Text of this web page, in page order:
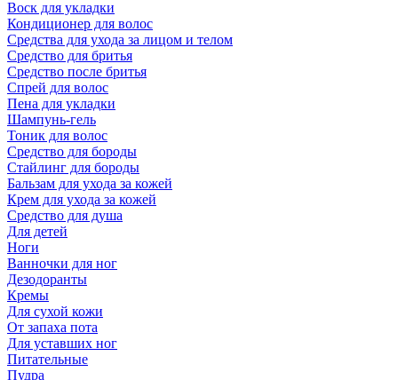
Воск для укладки
Кондиционер для волос
Средства для ухода за лицом и телом
Средство для бритья
Средство после бритья
Спрей для волос
Пена для укладки
Шампунь-гель
Тоник для волос
Средство для бороды
Стайлинг для бороды
Бальзам для ухода за кожей
Крем для ухода за кожей
Средство для душа
Для детей
Ноги
Ванночки для ног
Дезодоранты
Кремы
Для сухой кожи
От запаха пота
Для уставших ног
Питательные
Пудра